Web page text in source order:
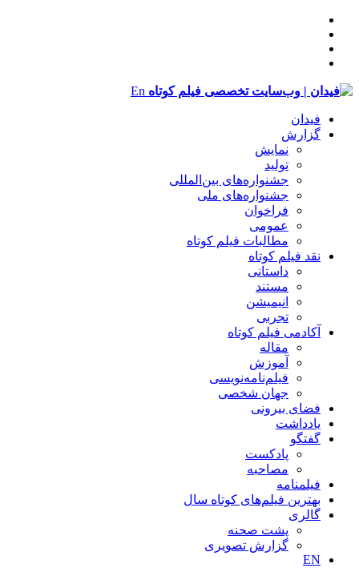
En
فیدان
گزارش
نمایش
تولید
‌‌جشنواره‌های بین‌المللی
جشنواره‌های ملی
فراخوان
عمومی
مطالبات فیلم کوتاه
نقد فیلم کوتاه
داستانی
مستند
انیمیشن
تجربی
آکادمی فیلم کوتاه
مقاله
آموزش
فیلم‌نامه‌نویسی
جهان شخصی
فضای بیرونی
یادداشت
گفتگو
پادکست
مصاحبه
فیلمنامه
بهترین فیلم‌های کوتاه سال
گالری
پشت صحنه
گزارش تصویری
EN